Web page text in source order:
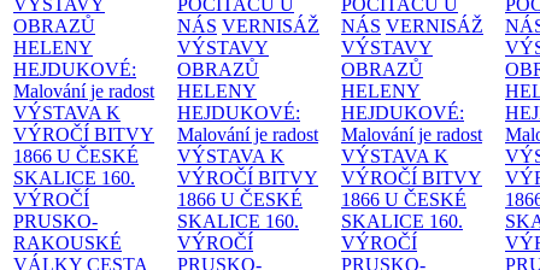
VÝSTAVY
OBRAZŮ
HELENY
HEJDUKOVÉ:
Malování je radost
VÝSTAVA K
VÝROČÍ BITVY
1866 U ČESKÉ
SKALICE 160.
VÝROČÍ
PRUSKO-
RAKOUSKÉ
VÁLKY CESTA
POČÍTAČŮ U
NÁS VERNISÁŽ
VÝSTAVY
OBRAZŮ
HELENY
HEJDUKOVÉ:
Malování je radost
VÝSTAVA K
VÝROČÍ BITVY
1866 U ČESKÉ
SKALICE 160.
VÝROČÍ
PRUSKO-
POČÍTAČŮ U
NÁS VERNISÁŽ
VÝSTAVY
OBRAZŮ
HELENY
HEJDUKOVÉ:
Malování je radost
VÝSTAVA K
VÝROČÍ BITVY
1866 U ČESKÉ
SKALICE 160.
VÝROČÍ
PRUSKO-